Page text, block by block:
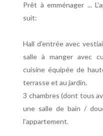
Prêt à emménager ...
suit:
Hall d'entrée avec
salle à manger avec
cuisine équipée de
terrasse et au jardin.
3 chambres (dont tous
une salle de bain /
l'appartement.